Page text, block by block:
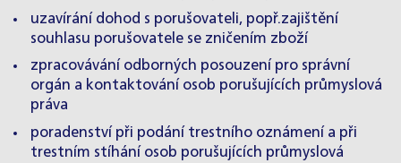
uzavírání dohod s porušovateli, popř.zajištění
souhlasu porušovatele se zničením zboží
zpracovávání odborných posouzení pro správní
orgán a kontaktování osob porušujících průmyslová
práva
poradenství při podání trestního oznámení a při
trestním stíhání osob porušujících průmyslová